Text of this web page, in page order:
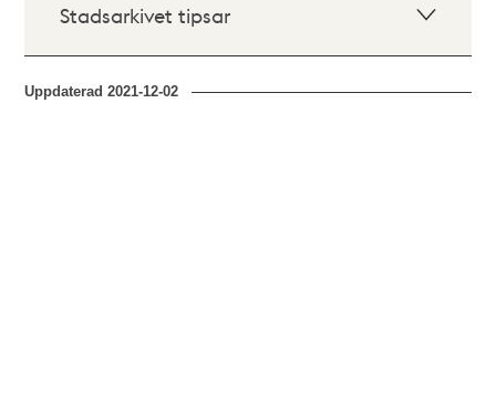
Stadsarkivet tipsar
Uppdaterad2021-12-02